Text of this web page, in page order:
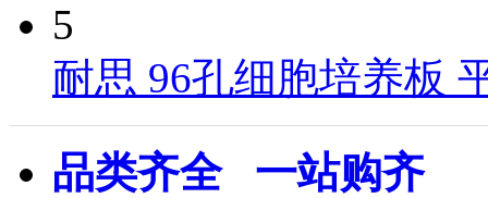
5
耐思 96孔细胞培养板
品类齐全 一站购齐